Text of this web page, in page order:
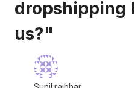
dropshipping
us?"